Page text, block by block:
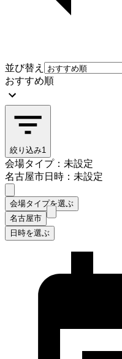
並び替え
おすすめ順
絞り込み1
会場タイプ：未設定
名古屋市日時：未設定
会場タイプを選ぶ
名古屋市
日時を選ぶ